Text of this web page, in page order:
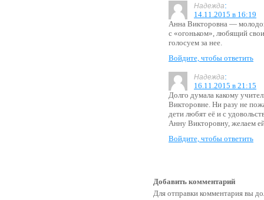
Надежда:
14.11.2015 в 16:19
Анна Викторовна —
с «огоньком», любящий
голосуем за нее.
Войдите, чтобы ответить
Надежда:
16.11.2015 в 21:15
Долго думала какому
Викторовне. Ни разу не
дети любят её и с
Анну Викторовну, желаем
Войдите, чтобы ответить
Добавить комментарий
Для отправки комментария вы